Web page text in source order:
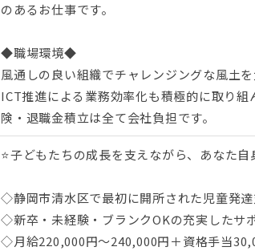
のあるお仕事です。
◆職場環境◆
風通しの良い組織でチャレンジングな風土
ICT推進による業務効率化も積極的に取り
険・退職金積立は全て会社負担です。
⭐子どもたちの成長を支えながら、あなた
◇静岡市清水区で最初に開所された児童発
◇新卒・未経験・ブランクOKの充実したサ
◇月給220,000円～240,000円＋資格手当